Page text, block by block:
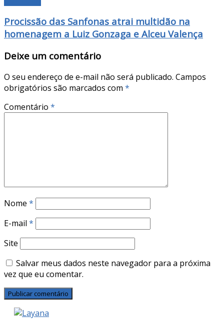
Procissão das Sanfonas atrai multidão na
homenagem a Luiz Gonzaga e Alceu Valença
Deixe um comentário
O seu endereço de e-mail não será publicado. Campos
obrigatórios são marcados com *
Comentário *
Nome *
E-mail *
Site
Salvar meus dados neste navegador para a próxima
vez que eu comentar.